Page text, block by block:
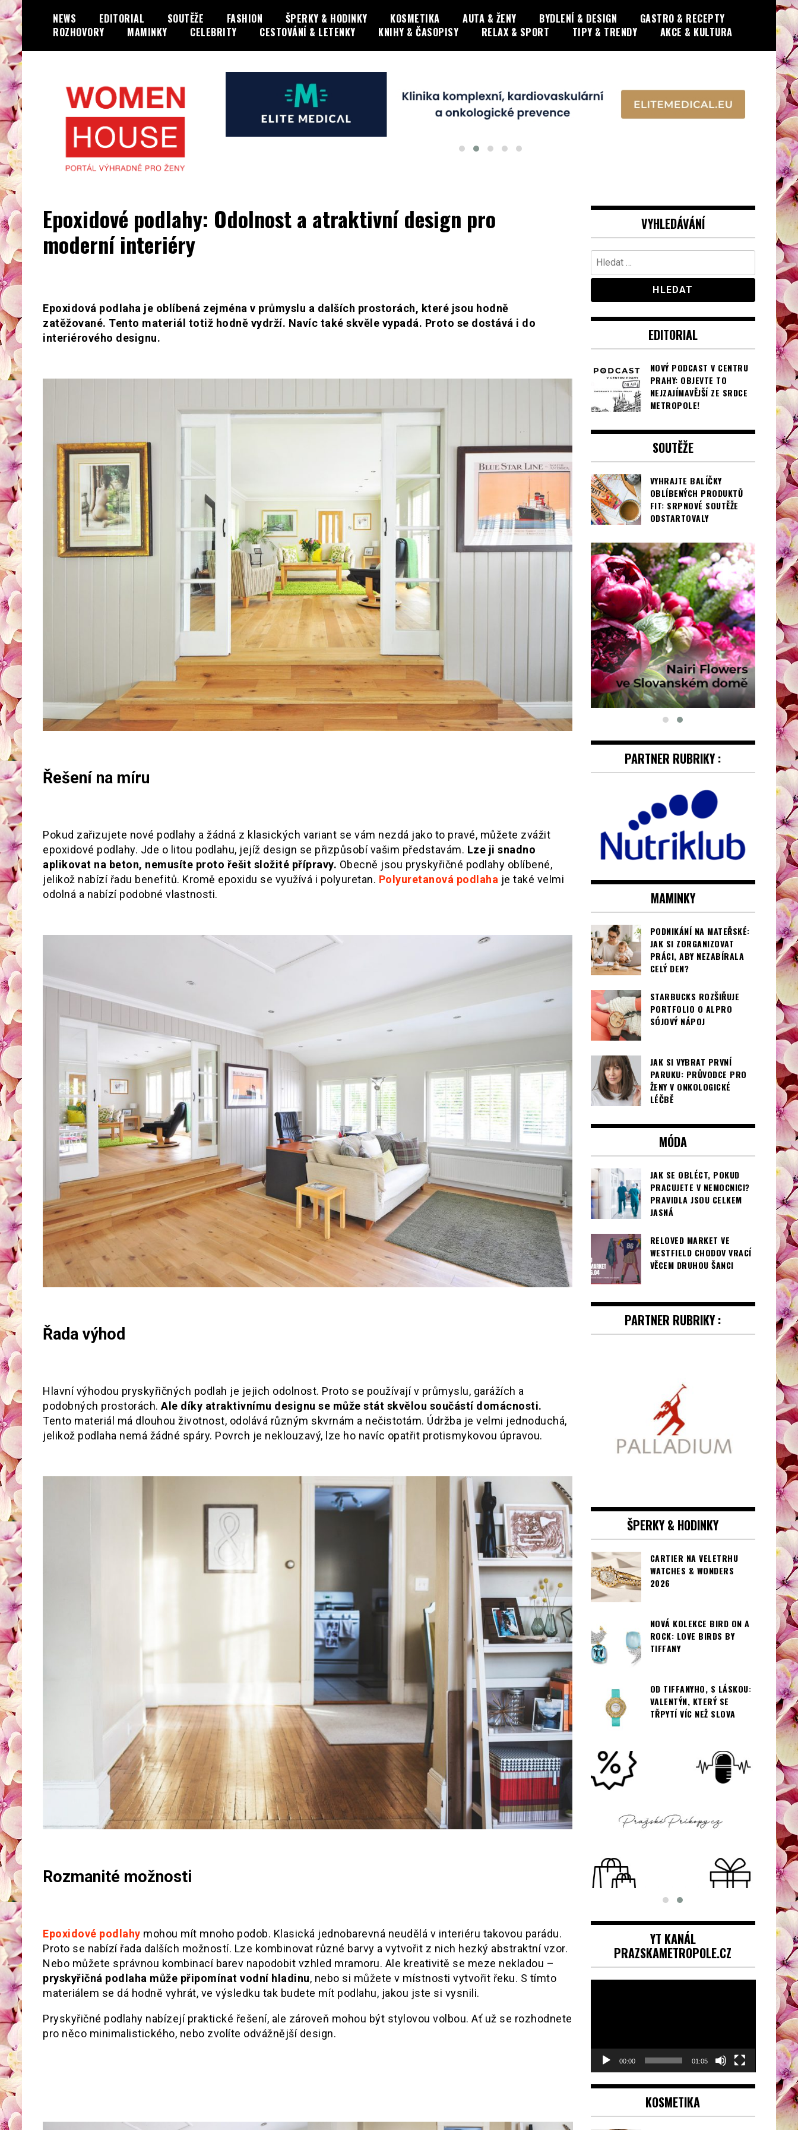
Skip
to
content
NEWS EDITORIAL SOUTĚŽE FASHION ŠPERKY & HODINKY KOSMETIKA AUTA & ŽENY BYDLENÍ & DESIGN
GASTRO & RECEPTY
ROZHOVORY
MAMINKY CELEBRITY CESTOVÁNÍ & LETENKY KNIHY & ČASOPISY RELAX & SPORT TIPY & TRENDY AKCE & KULTURA
WOMENHOUSE.cz
Epoxidové podlahy: Odolnost a atraktivní design pro
moderní interiéry
Epoxidová podlaha je oblíbená zejména v průmyslu a dalších prostorách, které jsou hodně
zatěžované. Tento materiál totiž hodně vydrží. Navíc také skvěle vypadá. Proto se dostává i do
interiérového designu.
Řešení na míru
Pokud zařizujete nové podlahy a žádná z klasických variant se vám nezdá jako to pravé, můžete zvážit
epoxidové podlahy. Jde o litou podlahu, jejíž design se přizpůsobí vašim představám. Lze ji snadno
aplikovat na beton, nemusíte proto řešit složité přípravy. Obecně jsou pryskyřičné podlahy oblíbené,
jelikož nabízí řadu benefitů. Kromě epoxidu se využívá i polyuretan. Polyuretanová podlaha je také velmi
odolná a nabízí podobné vlastnosti.
Řada výhod
Hlavní výhodou pryskyřičných podlah je jejich odolnost. Proto se používají v průmyslu, garážích a
podobných prostorách. Ale díky atraktivnímu designu se může stát skvělou součástí domácnosti.
Tento materiál má dlouhou životnost, odolává různým skvrnám a nečistotám. Údržba je velmi jednoduchá,
jelikož podlaha nemá žádné spáry. Povrch je neklouzavý, lze ho navíc opatřit protismykovou úpravou.
Rozmanité možnosti
Epoxidové podlahy mohou mít mnoho podob. Klasická jednobarevná neudělá v interiéru takovou parádu.
Proto se nabízí řada dalších možností. Lze kombinovat různé barvy a vytvořit z nich hezký abstraktní vzor.
Nebo můžete správnou kombinací barev napodobit vzhled mramoru. Ale kreativitě se meze nekladou –
pryskyřičná podlaha může připomínat vodní hladinu, nebo si můžete v místnosti vytvořit řeku. S tímto
materiálem se dá hodně vyhrát, ve výsledku tak budete mít podlahu, jakou jste si vysnili.
Pryskyřičné podlahy nabízejí praktické řešení, ale zároveň mohou být stylovou volbou. Ať už se rozhodnete
pro něco minimalistického, nebo zvolíte odvážnější design.
VYHLEDÁVÁNÍ
Vyhledávání
EDITORIAL
NOVÝ PODCAST V CENTRU
PRAHY: OBJEVTE TO
NEJZAJÍMAVĚJŠÍ ZE SRDCE
METROPOLE!
SOUTĚŽE
VYHRAJTE BALÍČKY
OBLÍBENÝCH PRODUKTŮ
FIT: SRPNOVÉ SOUTĚŽE
ODSTARTOVALY
PARTNER RUBRIKY :
MAMINKY
JAK SI ZORGANIZOVAT
PRÁCI, ABY NEZABÍRALA
CELÝ DEN?
PORTFOLIO O ALPRO
SÓJOVÝ NÁPOJ
PARUKU: PRŮVODCE PRO
ŽENY V ONKOLOGICKÉ
LÉČBĚ
MÓDA
PRACUJETE V NEMOCNICI?
PRAVIDLA JSOU CELKEM
JASNÁ
WESTFIELD CHODOV VRACÍ
VĚCEM DRUHOU ŠANCI
PARTNER RUBRIKY :
ŠPERKY & HODINKY
WATCHES & WONDERS
2026
ROCK: LOVE BIRDS BY
TIFFANY
VALENTÝN, KTERÝ SE
TŘPYTÍ VÍC NEŽ SLOVA
YT KANÁL
PRAZSKAMETROPOLE.CZ
Video
KOSMETIKA